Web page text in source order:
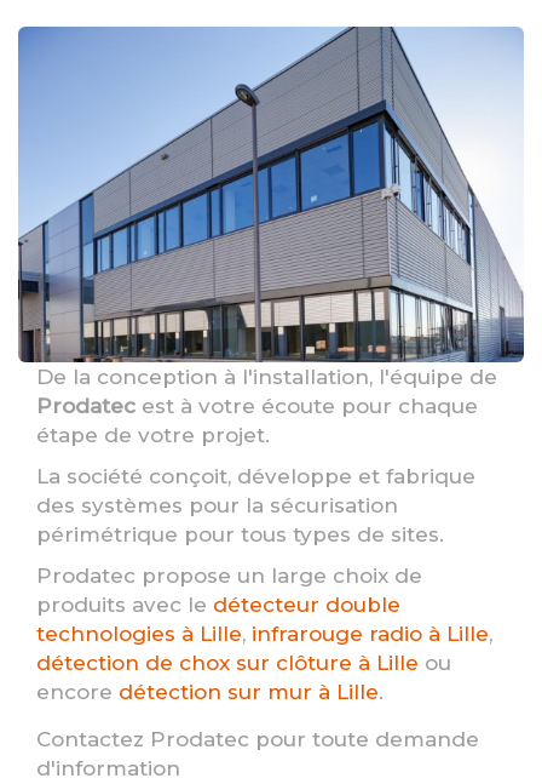
De la conception à l'installation, l'équipe de
Prodatec est à votre écoute pour chaque
étape de votre projet.
La société conçoit, développe et fabrique
des systèmes pour la sécurisation
périmétrique pour tous types de sites.
Prodatec propose un large choix de
produits avec le détecteur double
technologies à Lille, infrarouge radio à Lille,
détection de chox sur clôture à Lille ou
encore détection sur mur à Lille.
Contactez Prodatec pour toute demande
d'information